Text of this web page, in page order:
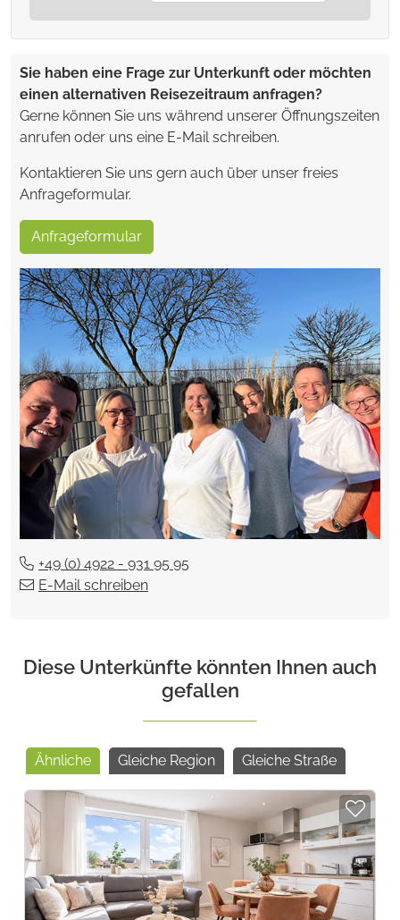
Sie haben eine Frage zur Unterkunft oder möchten
einen alternativen Reisezeitraum anfragen?
Gerne können Sie uns während unserer Öffnungszeiten
anrufen oder uns eine E-Mail schreiben.
Kontaktieren Sie uns gern auch über unser freies
Anfrageformular.
Anfrageformular
+49 (0) 4922 - 931 95 95
E-Mail schreiben
Diese Unterkünfte könnten Ihnen auch
gefallen
Ähnliche Gleiche Region Gleiche Straße